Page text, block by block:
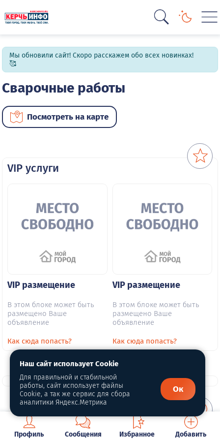
Мы обновили сайт! Скоро расскажем обо всех новинках!
🥰
Сварочные работы
Посмотреть на карте
VIP услуги
VIP размещение
В этом блоке может быть
размещено Ваше
объявление
Как сюда попасть?
VIP размещение
В этом блоке может быть
размещено Ваше
объявление
Как сюда попасть?
О портале
Профиль Сообщения Избранное Добавить
Наш сайт использует Cookie
Для правильной и стабильной
работы, сайт использует файлы
Cookie, а так же сервис для сбора
аналитики Яндекс.Метрика
Ок